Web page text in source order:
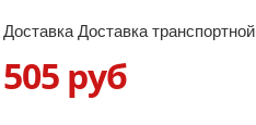
Доставка Доставка
505 руб